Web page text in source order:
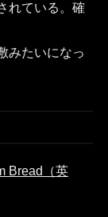
れている。確
みたいになっ
Bread（英